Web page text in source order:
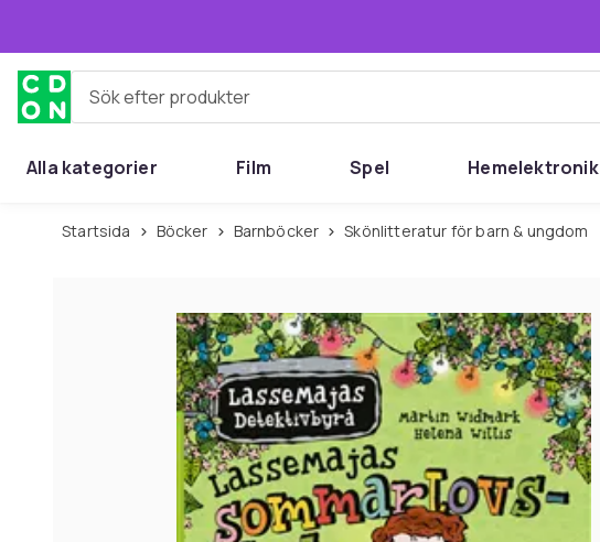
Sök efter produkter
Alla kategorier Film Spel Hemelektronik
Startsida Böcker Barnböcker Skönlitteratur för barn & ungdom